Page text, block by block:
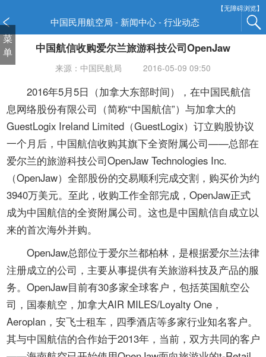
【无障碍浏览】
中国民用航空局 - 新闻中心 - 行业动态
菜
单
中国航信收购爱尔兰旅游科技公司OpenJaw
来源：中国民航局 2016-05-09 09:50
2016年5月5日（加拿大东部时间），在中国民航信
息网络股份有限公司（简称“中国航信”）与加拿大的
GuestLogix Ireland Limited（GuestLogix）订立购股协议
一个月后，中国航信收购其旗下全资附属公司——总部在
爱尔兰的旅游科技公司OpenJaw Technologies Inc.
（OpenJaw）全部股份的交易顺利完成交割，购买价为约
3940万美元。至此，收购工作全部完成，OpenJaw正式
成为中国航信的全资附属公司。这也是中国航信自成立以
来的首次海外并购。
OpenJaw总部位于爱尔兰都柏林，是根据爱尔兰法律
注册成立的公司，主要从事提供有关旅游科技及产品的服
务。OpenJaw目前有30多家全球客户，包括英国航空公
司，国泰航空，加拿大AIR MILES/Loyalty One，
Aeroplan，安飞士租车，四季酒店等多家行业知名客户。
其与中国航信的合作始于2013年，当前，双方共同的客户
窗
口
打
开
碍
说
明
页
面,
加
波
浪
键
开
盲
模
式